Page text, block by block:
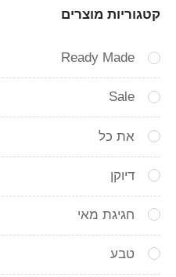
קטגוריות מוצרים
Ready Made
Sale
את כל
דיוקן
חגיגת מאי
טבע